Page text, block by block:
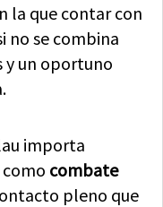
la que contar con
no se combina
y un oportuno
importa
combate
pleno que